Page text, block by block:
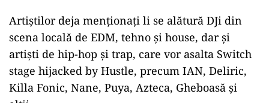
Artiștilor deja menționați li se alătură DJi din
scena locală de EDM, tehno și house, dar și
artiști de hip-hop și trap, care vor asalta Switch
stage hijacked by Hustle, precum IAN, Deliric,
Killa Fonic, Nane, Puya, Azteca, Gheboasă și